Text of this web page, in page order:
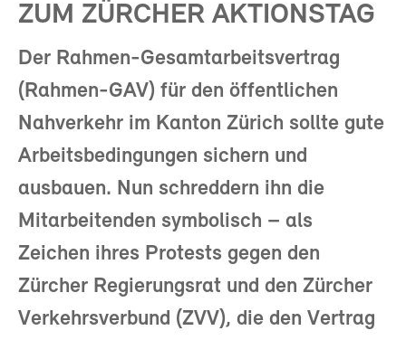
ZUM ZÜRCHER AKTIONSTAG
Der Rahmen-Gesamtarbeitsvertrag
(Rahmen-GAV) für den öffentlichen
Nahverkehr im Kanton Zürich sollte gute
Arbeitsbedingungen sichern und
ausbauen. Nun schreddern ihn die
Mitarbeitenden symbolisch – als
Zeichen ihres Protests gegen den
Zürcher Regierungsrat und den Zürcher
Verkehrsverbund (ZVV), die den Vertrag